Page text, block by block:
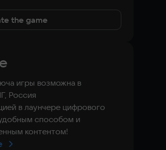
the game
игры возможна в
Россия
в лаунчере цифрового
способом и
контентом!